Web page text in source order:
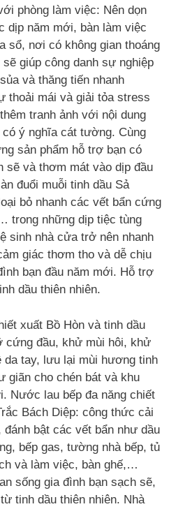
phòng làm việc: Nên dọn
dịp năm mới, bàn làm việc
sổ, nơi có không gian thoáng
giúp công danh sự nghiệp
và thăng tiến nhanh
thoải mái và giải tỏa stress
tranh ảnh với nội dung
ý nghĩa cát tường. Cùng
sản phẩm hỗ trợ bạn có
sẽ và thơm mát vào dịp đầu
đuổi muỗi tinh dầu Sả
bỏ nhanh các vết bẩn cứng
trong những dịp tiệc tùng
sinh nhà cửa trở nên nhanh
giác thơm tho và dễ chịu
bạn đầu năm mới. Hỗ trợ
dầu thiên nhiên.
xuất Bồ Hòn và tinh dầu
cứng đầu, khử mùi hôi, khử
da tay, lưu lại mùi hương tinh
giãn cho chén bát và khu
Nước lau bếp đa năng chiết
Bách Diệp: công thức cải
bật các vết bẩn như dầu
bếp gas, tường nhà bếp, tủ
và làm việc, bàn ghế,…
sống gia đình bạn sạch sẽ,
tinh dầu thiên nhiên. Nhà